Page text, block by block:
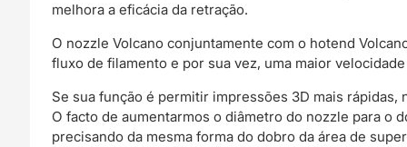
melhora a eficácia da retração.
O nozzle Volcano conjuntamente com o hotend
fluxo de filamento e por sua vez, uma maior
Se sua função é permitir impressões 3D mais
O facto de aumentarmos o diâmetro do nozzle para o
precisando da mesma forma do dobro da área de